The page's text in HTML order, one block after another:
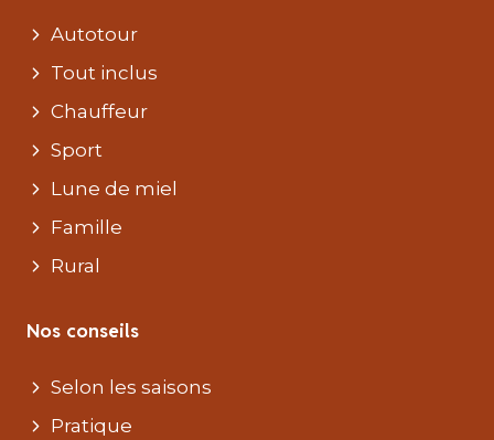
Autotour
Tout inclus
Chauffeur
Sport
Lune de miel
Famille
Rural
Nos conseils
Selon les saisons
Pratique